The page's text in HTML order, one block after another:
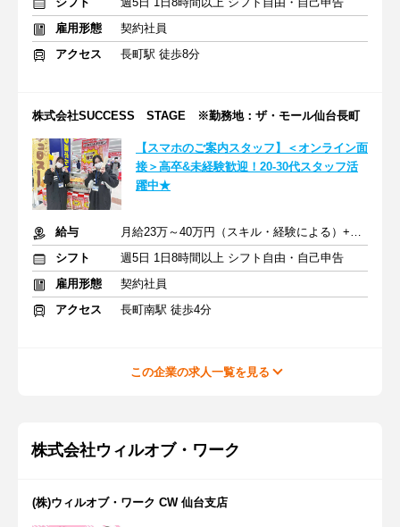
雇用形態
契約社員
アクセス
長町駅 徒歩8分
株式会社SUCCESS STAGE ※勤務地：ザ・モール仙台長町
【スマホのご案内スタッフ】＜オンライン面
接＞高卒&未経験歓迎！20-30代スタッフ活
躍中★
給与
月給23万～40万円（スキル・経験による）+交通費全額支給
シフト
週5日 1日8時間以上 シフト自由・自己申告
雇用形態
契約社員
アクセス
長町南駅 徒歩4分
この企業の求人一覧を見る
株式会社ウィルオブ・ワーク
(株)ウィルオブ・ワーク CW 仙台支店